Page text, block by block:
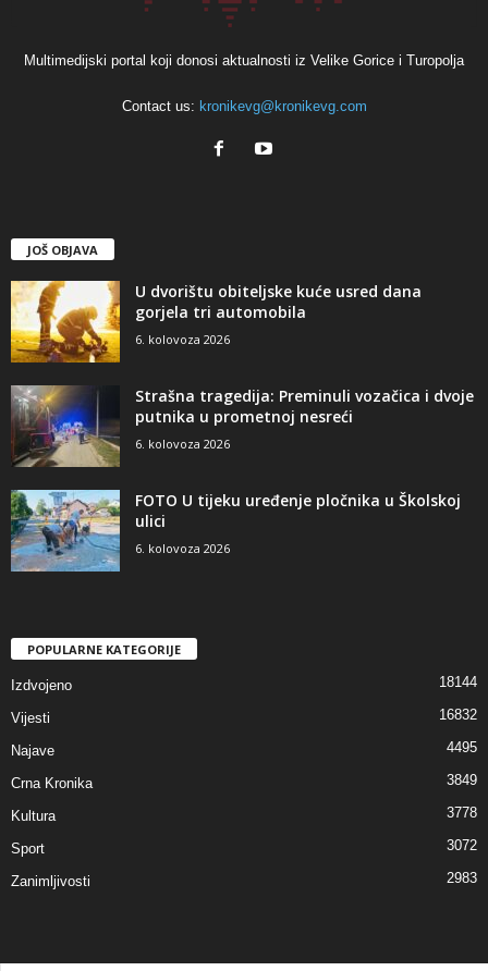
Multimedijski portal koji donosi aktualnosti iz Velike Gorice i Turopolja
Contact us: kronikevg@kronikevg.com
JOŠ OBJAVA
U dvorištu obiteljske kuće usred dana
gorjela tri automobila
6. kolovoza 2026
Strašna tragedija: Preminuli vozačica i dvoje
putnika u prometnoj nesreći
6. kolovoza 2026
FOTO U tijeku uređenje pločnika u Školskoj
ulici
6. kolovoza 2026
POPULARNE KATEGORIJE
Izdvojeno 18144
Vijesti 16832
Najave 4495
Crna Kronika 3849
Kultura 3778
Sport 3072
Zanimljivosti 2983